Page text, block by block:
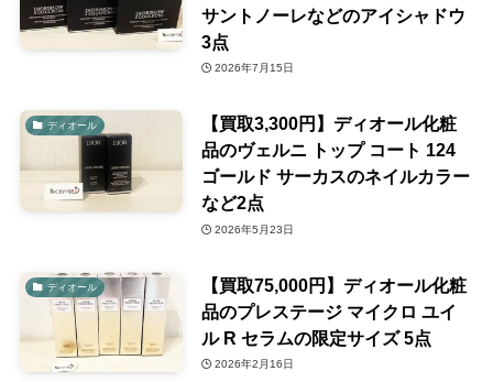
サントノーレなどのアイシャドウ
3点
2026年7月15日
ディオール
【買取3,300円】ディオール化粧
品のヴェルニ トップ コート 124
ゴールド サーカスのネイルカラー
など2点
2026年5月23日
ディオール
【買取75,000円】ディオール化粧
品のプレステージ マイクロ ユイ
ル R セラムの限定サイズ 5点
2026年2月16日